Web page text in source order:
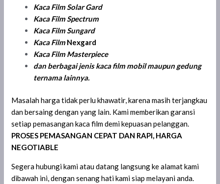
Kaca Film Solar Gard
Kaca Film Spectrum
Kaca Film Sungard
Kaca Film Nexgard
Kaca Film Masterpiece
dan berbagai jenis kaca film mobil maupun gedung
ternama lainnya.
Masalah harga tidak perlu khawatir, karena masih terjangkau
dan bersaing dengan yang lain. Kami memberikan garansi
setiap pemasangan kaca film demi kepuasan pelanggan.
PROSES PEMASANGAN CEPAT DAN RAPI, HARGA
NEGOTIABLE
Segera hubungi kami atau datang langsung ke alamat kami
dibawah ini, dengan senang hati kami siap melayani anda.